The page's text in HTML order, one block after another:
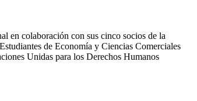
en colaboración con sus cinco socios de la
de Economía y Ciencias Comerciales
Unidas para los Derechos Humanos